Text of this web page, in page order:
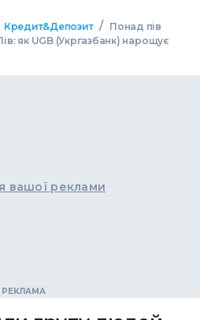
Кредит&Депозит / Понад пів
як UGB (Укргазбанк) нарощує
вашої реклами